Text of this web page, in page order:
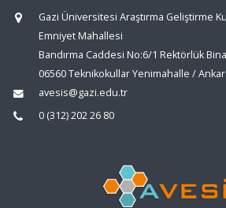
Gazi Üniversitesi Araştırma Geliştirme
Emniyet Mahallesi
Bandırma Caddesi No:6/1 Rektörlük
06560 Teknikokullar Yenimahalle /
avesis@gazi.edu.tr
0 (312) 202 26 80